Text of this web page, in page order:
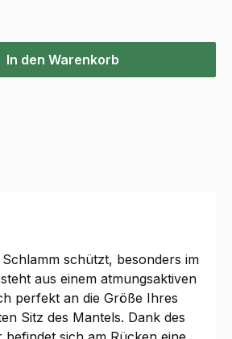
Wert ein oder benutze die Schaltflächen
In den Warenkorb
schützt, besonders im
aus einem atmungsaktiven
perfekt an die Größe Ihres
Sitz des Mantels. Dank des